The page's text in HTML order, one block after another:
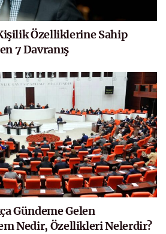
Özelliklerine Sahip
7 Davranış
Gündeme Gelen
Nedir, Özellikleri Nelerdir?